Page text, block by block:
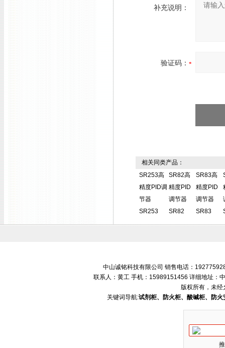
补充说明：
验证码：
相关同类产品：
SR253高
精度PID调
节器
SR253
SR82高
精度PID
调节器
SR82
SR83高
精度PID
调节器
SR83
中山诚铭科技有限公司 销售电话：
联系人：黄工 手机：15989151456 详细地址：
版权所有，未经
关键词导航:试剂柜、防火柜、酸碱柜、防